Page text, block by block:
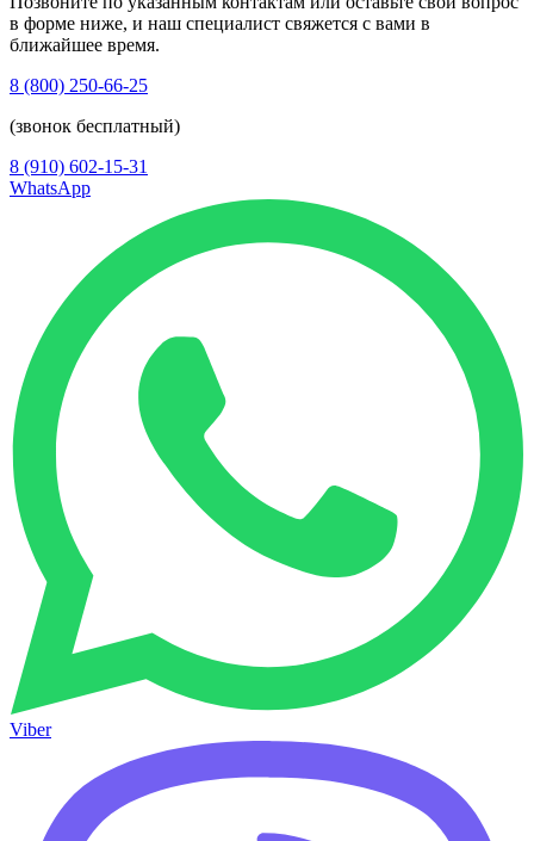
в форме ниже, и наш специалист свяжется с вами в
ближайшее время.
8 (800) 250-66-25
(звонок бесплатный)
8 (910) 602-15-31
WhatsApp
Viber